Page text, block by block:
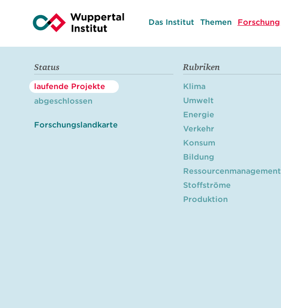
Das Institut Themen Forschung
Status
laufende Projekte
abgeschlossen
Forschungslandkarte
Rubriken
Klima
Umwelt
Energie
Verkehr
Konsum
Bildung
Ressourcenmanagement
Stoffströme
Produktion